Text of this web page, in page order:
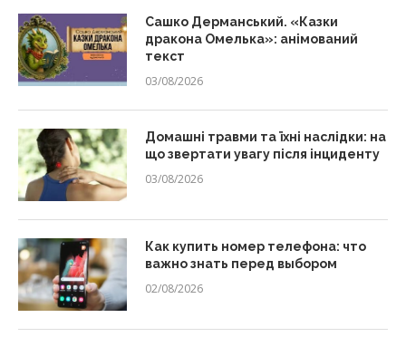
Сашко Дерманський. «Казки
дракона Омелька»: анімований
текст
03/08/2026
Домашні травми та їхні наслідки: на
що звертати увагу після інциденту
03/08/2026
Как купить номер телефона: что
важно знать перед выбором
02/08/2026